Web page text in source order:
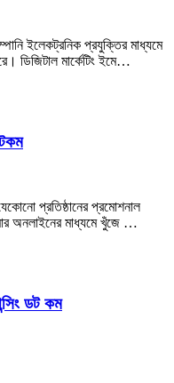
ইলেকট্রনিক প্রযুক্তির মাধ্যমে
ডিজিটাল মার্কেটিং ইমে…
প্রতিষ্ঠানের প্রমোশনাল
অনলাইনের মাধ্যমে খুঁজে …
ডট কম